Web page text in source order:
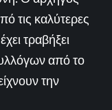
τις καλύτερες
τραβήξει
από το
την